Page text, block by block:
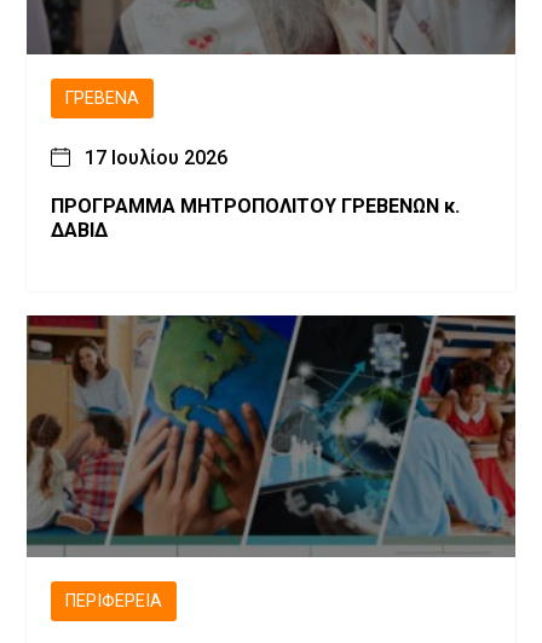
ΓΡΕΒΕΝΆ
17 Ιουλίου 2026
ΠΡΟΓΡΑΜΜΑ ΜΗΤΡΟΠΟΛΙΤΟΥ ΓΡΕΒΕΝΩΝ κ.
ΔΑΒΙΔ
ΠΕΡΙΦΈΡΕΙΑ